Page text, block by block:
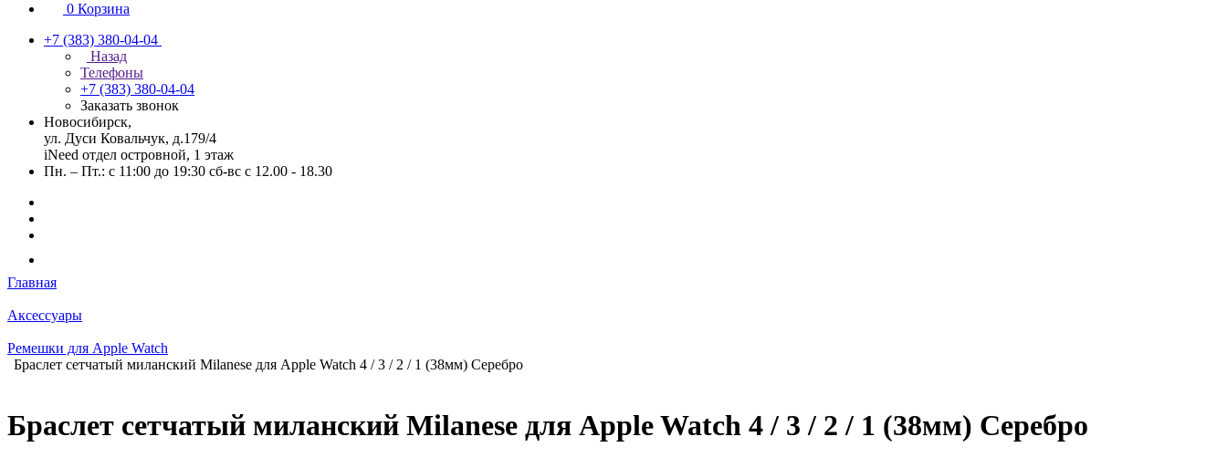
0 Корзина
+7 (383) 380-04-04
Назад
Телефоны
+7 (383) 380-04-04
Заказать звонок
Новосибирск,
ул. Дуси Ковальчук, д.179/4
iNeed отдел островной, 1 этаж
Пн. – Пт.: с 11:00 до 19:30 сб-вс с 12.00 - 18.30
Главная
Аксессуары
Ремешки для Apple Watch
Браслет сетчатый миланский Milanese для Apple Watch 4 / 3 / 2 / 1 (38мм) Серебро
Браслет сетчатый миланский Milanese для Apple Watch 4 / 3 / 2 / 1 (38мм) Серебро